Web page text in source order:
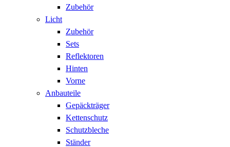
Zubehör
Licht
Zubehör
Sets
Reflektoren
Hinten
Vorne
Anbauteile
Gepäckträger
Kettenschutz
Schutzbleche
Ständer